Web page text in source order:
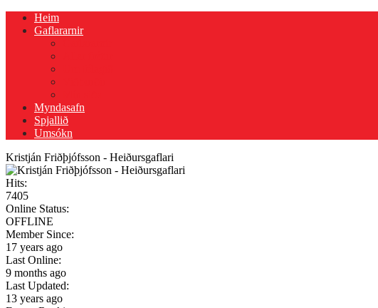
Heim
Gaflararnir
Myndasafn
Spjallið
Umsókn
Kristján Friðþjófsson - Heiðursgaflari
Hits:
7405
Online Status:
OFFLINE
Member Since:
17 years ago
Last Online:
9 months ago
Last Updated:
13 years ago